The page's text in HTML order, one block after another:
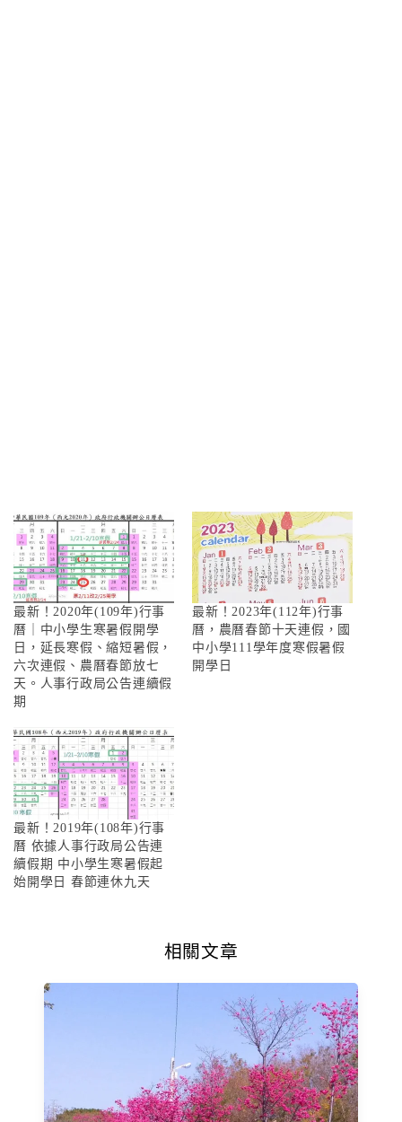
最新！2020年(109年)行事
曆｜中小學生寒暑假開學
日，延長寒假、縮短暑假，
六次連假、農曆春節放七
天。人事行政局公告連續假
期
最新！2023年(112年)行事
曆，農曆春節十天連假，國
中小學111學年度寒假暑假
開學日
最新！2019年(108年)行事
曆 依據人事行政局公告連
續假期 中小學生寒暑假起
始開學日 春節連休九天
相關文章